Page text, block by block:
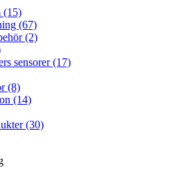
(15)
(67)
(2)
sensorer (17)
(8)
(14)
(30)